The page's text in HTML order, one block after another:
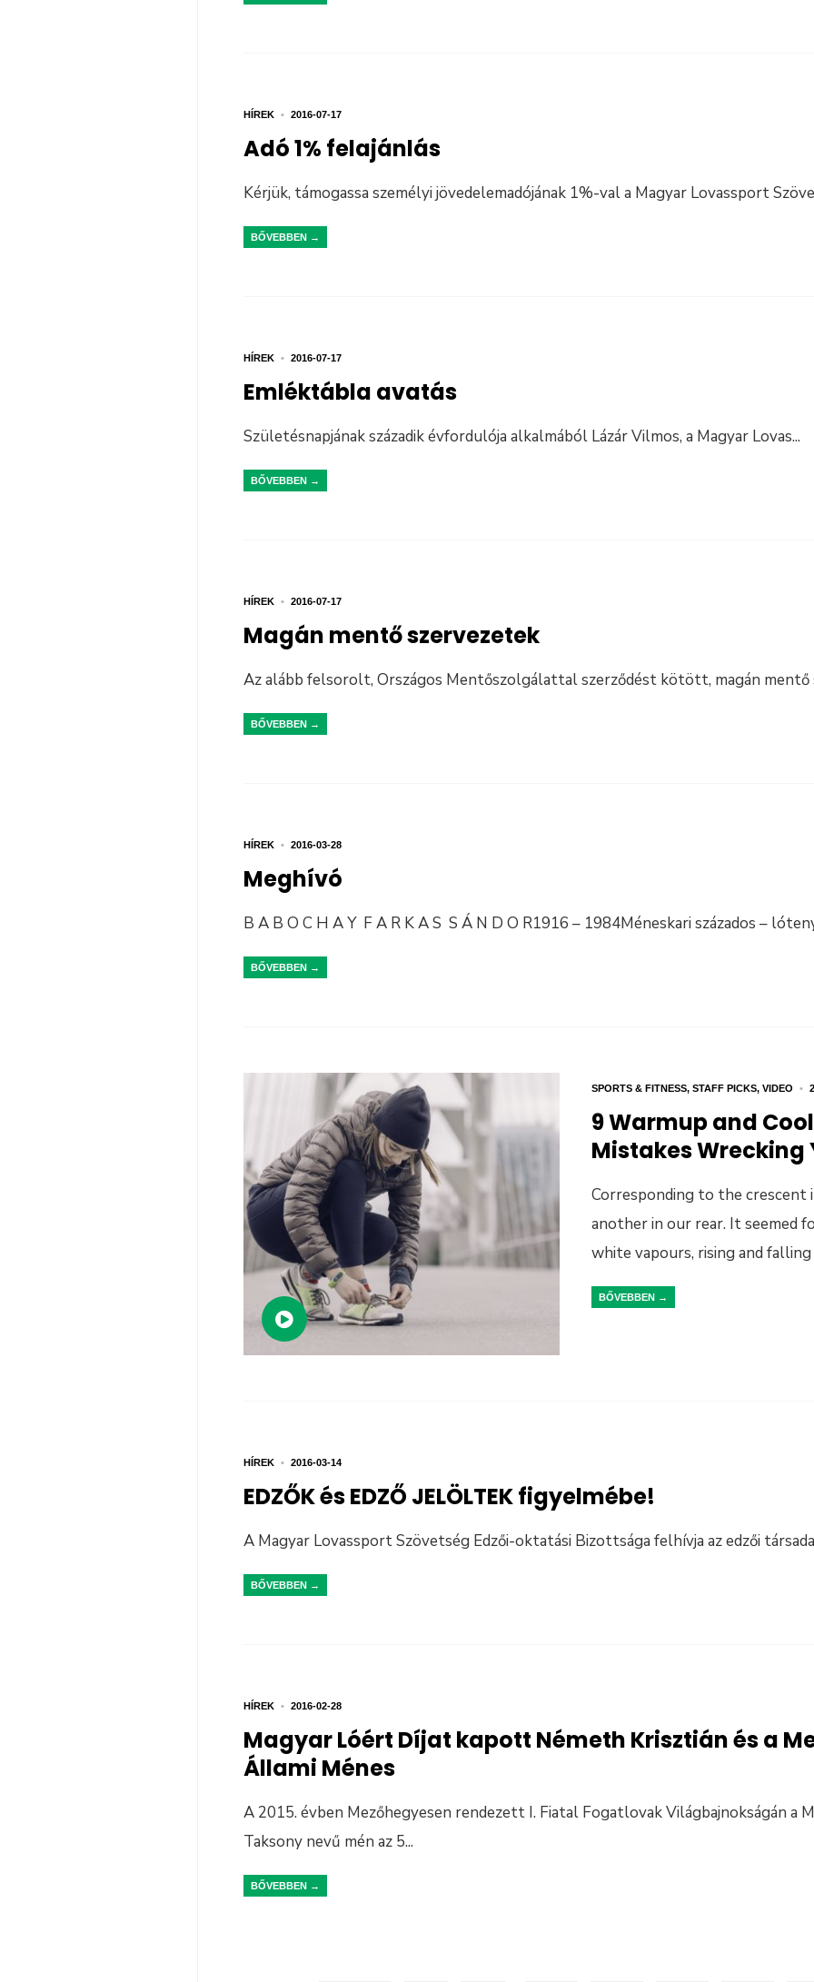
HÍREK • 2016-07-17
Adó 1% felajánlás
Kérjük, támogassa személyi jövedelemadójának 1%-val a Magyar Lovassport
BŐVEBBEN →
HÍREK • 2016-07-17
Emléktábla avatás
Születésnapjának századik évfordulója alkalmából Lázár Vilmos, a Magyar Lovas...
BŐVEBBEN →
HÍREK • 2016-07-17
Magán mentő szervezetek
Az alább felsorolt, Országos Mentőszolgálattal szerződést kötött, magán mentő
BŐVEBBEN →
HÍREK • 2016-03-28
Meghívó
B A B O C H A Y F A R K A S S Á N D O R1916 – 1984Méneskari százados –
BŐVEBBEN →
SPORTS & FITNESS, STAFF PICKS, VIDEO •
9 Warmup and
Mistakes Wrecking
Corresponding to the crescent
another in our rear. It seemed
white vapours, rising and
BŐVEBBEN →
HÍREK • 2016-03-14
EDZŐK és EDZŐ JELÖLTEK figyelmébe!
A Magyar Lovassport Szövetség Edzői-oktatási Bizottsága felhívja az edzői
BŐVEBBEN →
HÍREK • 2016-02-28
Magyar Lóért Díjat kapott Németh Krisztián és a
Állami Ménes
A 2015. évben Mezőhegyesen rendezett I. Fiatal Fogatlovak Világbajnokságán a
Taksony nevű mén az 5...
BŐVEBBEN →